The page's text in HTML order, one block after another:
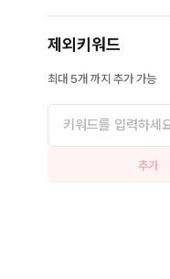
제외키워드
최대 5개 까지 추가 가능
추가